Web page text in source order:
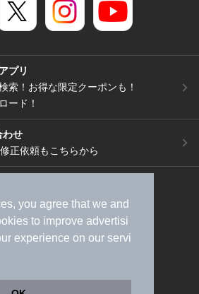
you agree that we and
to improve advertisi
experience on our servi
プリ
索！お得な限定クーポンも！
ード！
わせ
正依頼もこちらから
料請求）
広告出稿のご案内
イフスタイルMEMBERS+規約
基づく表記
ヘルプ
採用情報